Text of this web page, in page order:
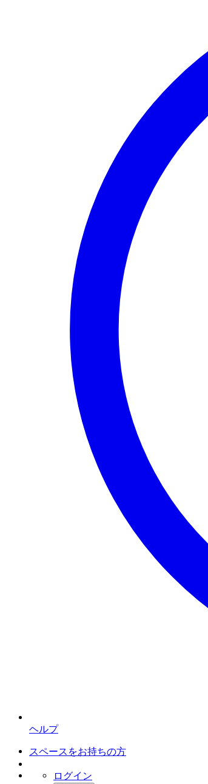
ヘルプ
スペースをお持ちの方
ログイン